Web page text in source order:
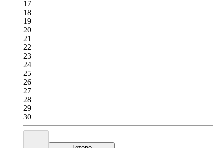
17
18
19
20
21
22
23
24
25
26
27
28
29
30